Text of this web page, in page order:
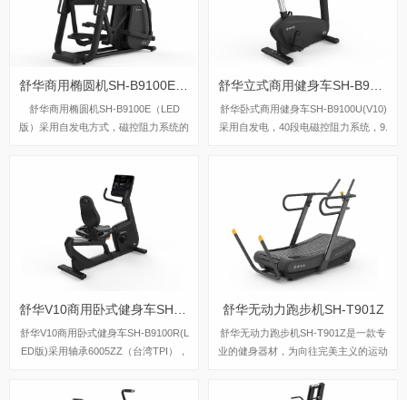
舒华商用椭圆机SH-B9100E（LED
版）采用自发电方式，磁控阻力系统的
508mm，适用于大多数人，现在锐强
体育旗舰店都有这一款椭圆机，欢迎前
来体验试机。
舒华卧式商用健身车SH-B9100U(V10)
采用自发电，40段电磁控阻力系统，9.
舒华V10商用卧式健身车SH-B9100R(LED版)
舒华V10商用卧式健身车SH-B9100R(L
ED版)采用轴承6005ZZ（台湾TPI），
是13.4英寸，具有水壶架和Ipad平板支
舒华无动力跑步机SH-T901Z
舒华无动力跑步机SH-T901Z是一款专
业的健身器材，为向往完美主义的运动
SH-T901Z涵盖了力量、速度、有氧多